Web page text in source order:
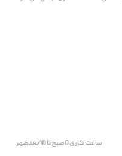
ساعت کاری 8صبح تا 18بعدظهر